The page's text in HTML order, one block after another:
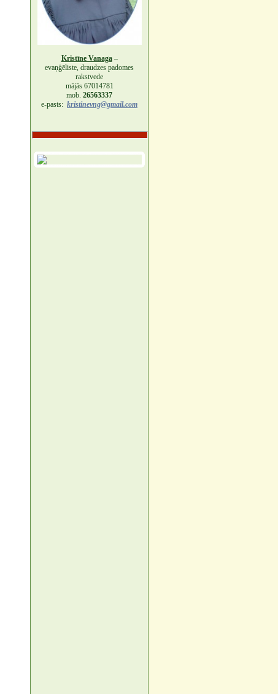
Kristīne Vanaga–
evaņģēliste, draudzes padomes
rakstvede
mājās 67014781
mob. 26563337
e-pasts: kristinevng@gmail.com